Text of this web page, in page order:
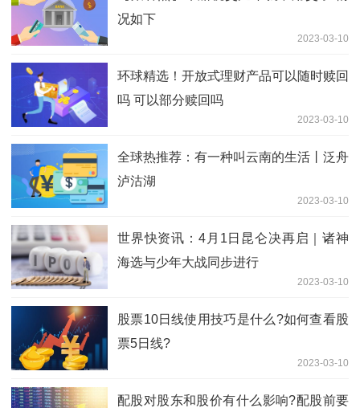
况如下
2023-03-10
环球精选！开放式理财产品可以随时赎回
吗 可以部分赎回吗
2023-03-10
全球热推荐：有一种叫云南的生活丨泛舟
泸沽湖
2023-03-10
世界快资讯：4月1日昆仑决再启｜诸神
海选与少年大战同步进行
2023-03-10
股票10日线使用技巧是什么?如何查看股
票5日线?
2023-03-10
配股对股东和股价有什么影响?配股前要